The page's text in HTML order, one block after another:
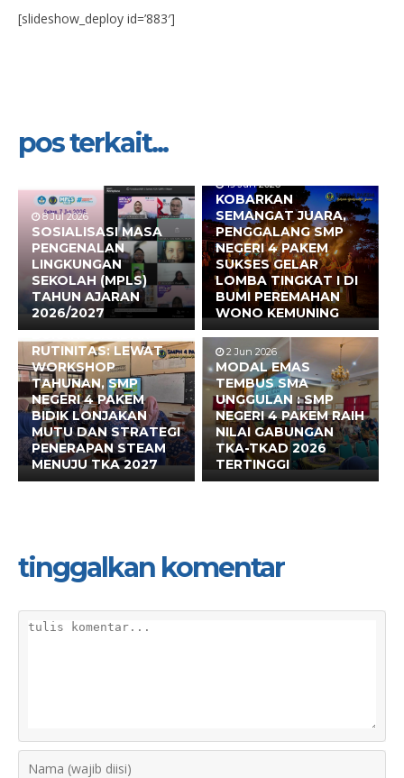
[slideshow_deploy id=’883′]
pos terkait...
8 Jul 2026
SOSIALISASI MASA
PENGENALAN
LINGKUNGAN
SEKOLAH (MPLS)
TAHUN AJARAN
2026/2027
19 Jun 2026
KOBARKAN
SEMANGAT JUARA,
PENGGALANG SMP
NEGERI 4 PAKEM
SUKSES GELAR
LOMBA TINGKAT I DI
BUMI PEREMAHAN
WONO KEMUNING
17 Jun 2026
BUKAN SEKADAR
RUTINITAS: LEWAT
WORKSHOP
TAHUNAN, SMP
NEGERI 4 PAKEM
BIDIK LONJAKAN
MUTU DAN STRATEGI
PENERAPAN STEAM
MENUJU TKA 2027
2 Jun 2026
MODAL EMAS
TEMBUS SMA
UNGGULAN : SMP
NEGERI 4 PAKEM RAIH
NILAI GABUNGAN
TKA-TKAD 2026
TERTINGGI
tinggalkan komentar